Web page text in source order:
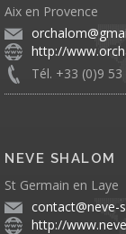
Aix en Provence
http://
Tél. +33 (0)9
NEVE SHALOM
St Germain en Laye
contact@neve-
http://